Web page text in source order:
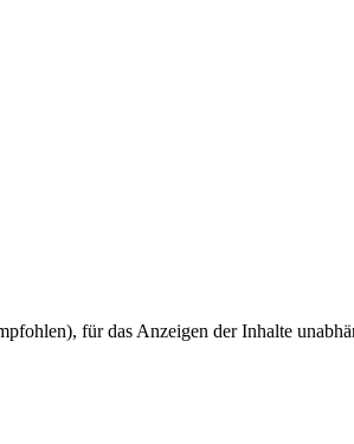
für das Anzeigen der Inhalte